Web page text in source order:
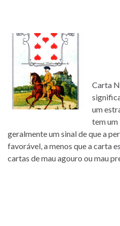
Carta
um
tem um
geralmente um sinal de que a
favorável, a menos que a carta
cartas de mau agouro ou mau